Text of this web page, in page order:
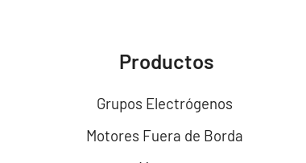
Productos
Grupos Electrógenos
Motores Fuera de Borda